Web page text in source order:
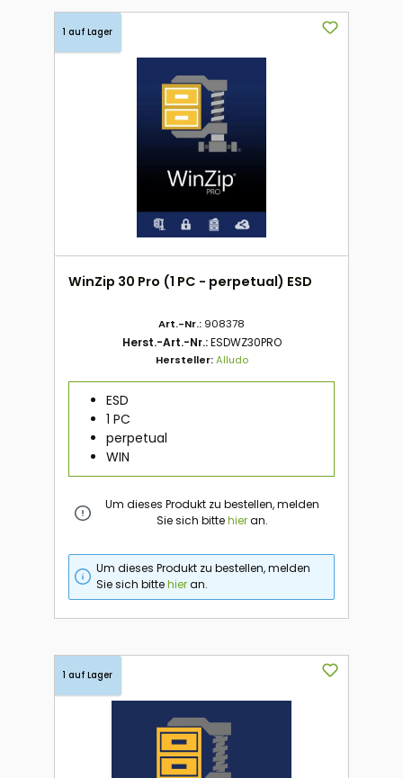
1 auf Lager
WinZip 30 Pro (1 PC - perpetual) ESD
Art.-Nr.: 908378
Herst.-Art.-Nr.:ESDWZ30PRO
Hersteller:Alludo
ESD
1 PC
perpetual
WIN
Um dieses Produkt zu bestellen, melden
Sie sich bittehieran.
Um dieses Produkt zu bestellen, melden
Sie sich bittehieran.
1 auf Lager